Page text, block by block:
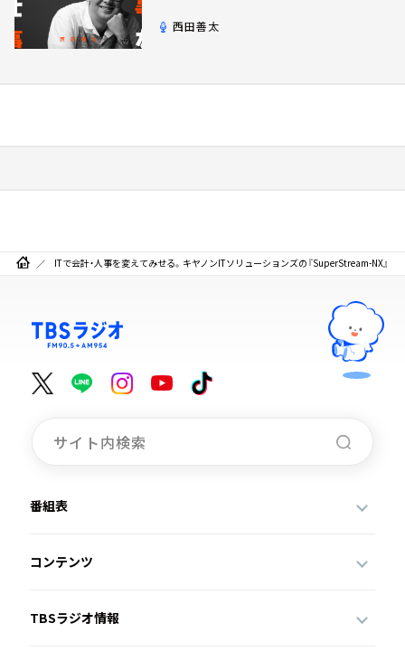
西田善太
ITで会計・人事を変えてみせる。キヤノンITソリューションズの『SuperStream-NX』
番組表
コンテンツ
TBSラジオ情報